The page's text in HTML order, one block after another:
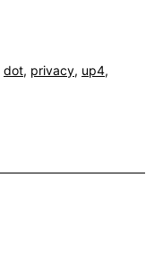
dot, privacy, up4,